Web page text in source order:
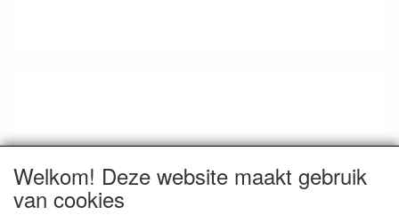
Welkom! Deze website maakt gebruik
van cookies